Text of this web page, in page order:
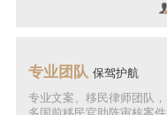
专业团队保驾护航
专业文案、移民律师团队，